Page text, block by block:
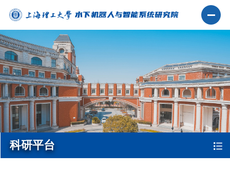
科研平台